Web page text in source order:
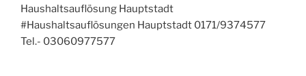
Haushaltsauflösung Hauptstadt
#Haushaltsauflösungen Hauptstadt 0171/9374577
Tel.- 03060977577